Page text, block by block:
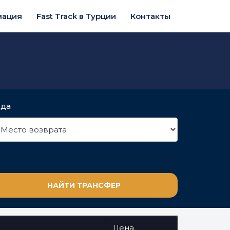
Fast Track в Турции Контакты
НАЙТИ ТРАНСФЕР
Цена